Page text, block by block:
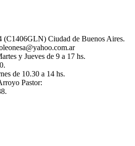
(C1406GLN) Ciudad de Buenos Aires.
y Jueves de 9 a 17 hs.
de 10.30 a 14 hs.
Pastor: